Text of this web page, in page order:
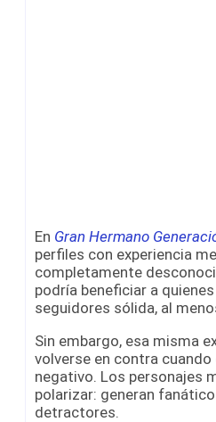
En Gran Hermano
perfiles con experiencia
completamente
podría beneficiar a
seguidores sólida, al
Sin embargo, esa misma
volverse en contra
negativo. Los personajes
polarizar: generan
detractores.